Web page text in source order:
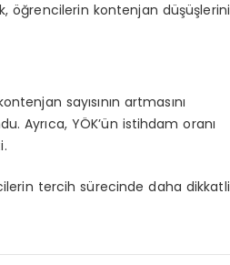
öğrencilerin kontenjan düşüşlerini
sayısının artmasını
Ayrıca, YÖK’ün istihdam oranı
tercih sürecinde daha dikkatli